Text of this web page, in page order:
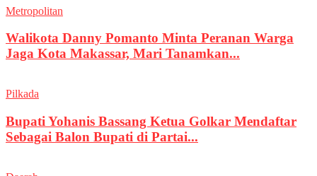
Metropolitan
Walikota Danny Pomanto Minta Peranan Warga
Jaga Kota Makassar, Mari Tanamkan...
Pilkada
Bupati Yohanis Bassang Ketua Golkar Mendaftar
Sebagai Balon Bupati di Partai...